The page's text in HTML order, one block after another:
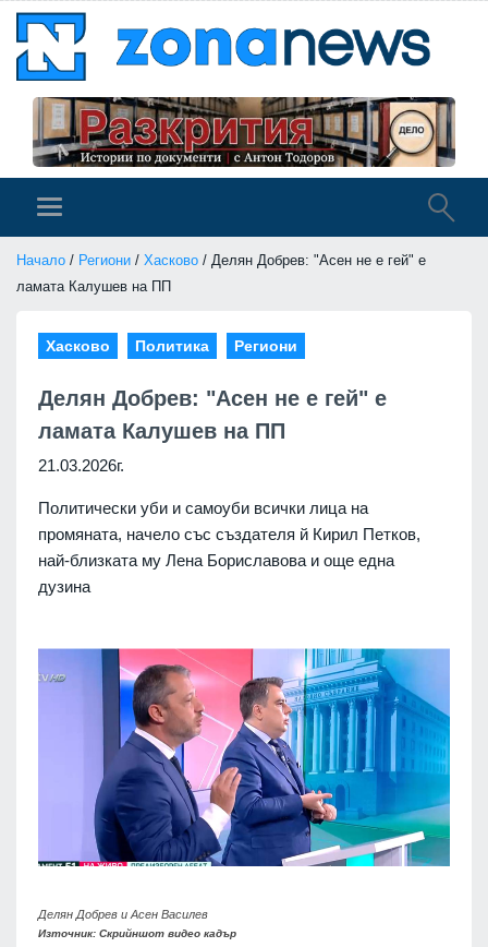
Начало / Региони / Хасково / Делян Добрев: "Асен не е гей" е
ламата Калушев на ПП
Хасково Политика Региони
Делян Добрев: "Асен не е гей" е
ламата Калушев на ПП
21.03.2026г.
Политически уби и самоуби всички лица на
промяната, начело със създателя й Кирил Петков,
най-близката му Лена Бориславова и още една
дузина
Делян Добрев и Асен Василев
Източник: Скрийншот видео кадър